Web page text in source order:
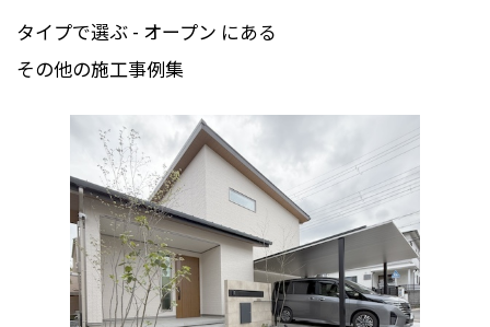
タイプで選ぶ - オープン にある
その他の施工事例集